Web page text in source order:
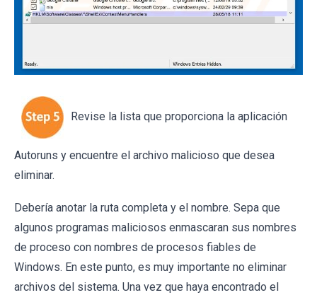
Revise la lista que proporciona la aplicación
Autoruns y encuentre el archivo malicioso que desea
eliminar.
Debería anotar la ruta completa y el nombre. Sepa que
algunos programas maliciosos enmascaran sus nombres
de proceso con nombres de procesos fiables de
Windows. En este punto, es muy importante no eliminar
archivos del sistema. Una vez que haya encontrado el